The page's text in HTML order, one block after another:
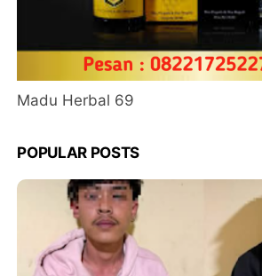
Madu Herbal 69
POPULAR POSTS